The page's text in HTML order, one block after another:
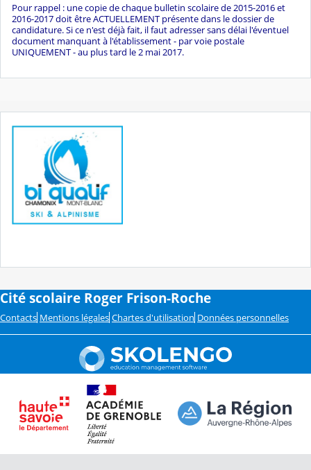
Pour rappel : une copie de chaque bulletin scolaire de 2015-2016 et
2016-2017 doit être ACTUELLEMENT présente dans le dossier de
candidature. Si ce n'est déjà fait, il faut adresser sans délai l'éventuel
document manquant à l'établissement - par voie postale
UNIQUEMENT - au plus tard le 2 mai 2017.
Cité scolaire Roger Frison-Roche
Contacts Mentions légales Chartes d'utilisation Données personnelles